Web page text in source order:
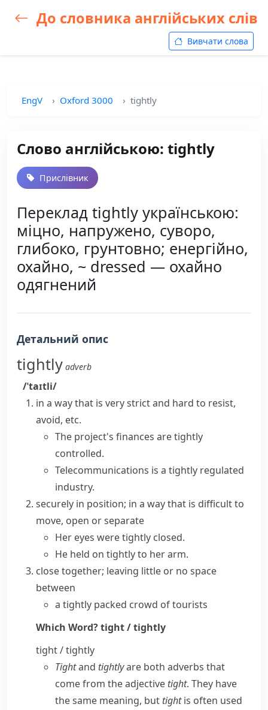
До словника англійських слів
Вивчати слова
EngV Oxford 3000 tightly
Слово англійською: tightly
Прислівник
Переклад tightly українською:
міцно, напружено, суворо,
глибоко, грунтовно; енергійно,
охайно, ~ dressed — охайно
одягнений
Детальний опис
tightly adverb
/ˈtaɪtli/
in a way that is very strict and hard to resist,
avoid, etc.
The project's finances aretightly
controlled.
Telecommunications is a tightly regulated
industry.
securely in position; in a way that is difficult to
move, open or separate
Her eyes were tightly closed.
He held on tightly to her arm.
close together; leaving little or no space
between
a tightly packed crowd of tourists
Which Word?tight / tightly
tight / tightly
Tightand tightlyare both adverbs that
come from the adjective tight. They have
the same meaning, but tightis often used